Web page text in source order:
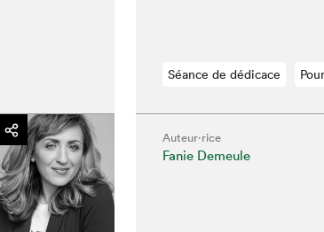
Séance de dédicace
Auteur·rice
Fanie Demeule